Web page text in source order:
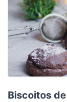
Biscoitos